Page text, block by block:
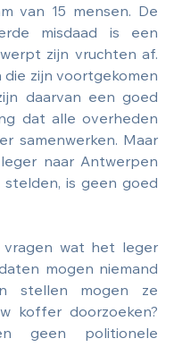
van 15 mensen. De
misdaad is een
zijn vruchten af.
die zijn voortgekomen
daarvan een goed
dat alle overheden
samenwerken. Maar
naar Antwerpen
stelden, is geen goed
vragen wat het leger
mogen niemand
stellen mogen ze
koffer doorzoeken?
geen politionele